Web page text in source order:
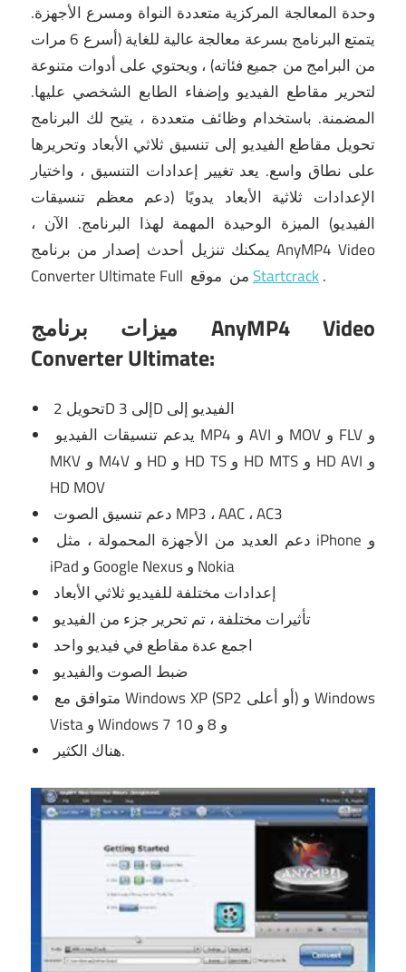
وحدة المعالجة المركزية متعددة النواة ومسرع الأجهزة.
يتمتع البرنامج بسرعة معالجة عالية للغاية (أسرع 6 مرات
من البرامج من جميع فئاته) ، ويحتوي على أدوات متنوعة
لتحرير مقاطع الفيديو وإضفاء الطابع الشخصي عليها.
المضمنة. باستخدام وظائف متعددة ، يتيح لك البرنامج
تحويل مقاطع الفيديو إلى تنسيق ثلاثي الأبعاد وتحريرها
على نطاق واسع. يعد تغيير إعدادات التنسيق ، واختيار
الإعدادات ثلاثية الأبعاد يدويًا (دعم معظم تنسيقات
الفيديو) الميزة الوحيدة المهمة لهذا البرنامج. الآن ،
يمكنكتنزيل أحدث إصدار من برنامج AnyMP4 Video
Converter Ultimate Full
منStartcrack.
ميزات برنامج AnyMP4 Video
Converter Ultimate:
تحويل 2D إلى 3D الفيديو إلى
MKV و M4V و HD و HD TS و HD MTS و HD AVI و
HD MOV
دعم تنسيق الصوت MP3 ، AAC ، AC3
iPad و Google Nexus و Nokia
إعدادات مختلفة للفيديو ثلاثي الأبعاد
تأثيرات مختلفة ، تم تحرير جزء من الفيديو
اجمع عدة مقاطع في فيديو واحد
ضبط الصوت والفيديو
Vista و Windows 7 و 8 و 10
هناك الكثير.